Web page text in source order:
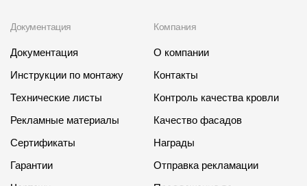
Документация
Документация
Инструкции по монтажу
Технические листы
Рекламные материалы
Сертификаты
Гарантии
Компания
О компании
Контакты
Контроль качества кровли
Качество фасадов
Награды
Отправка рекламации